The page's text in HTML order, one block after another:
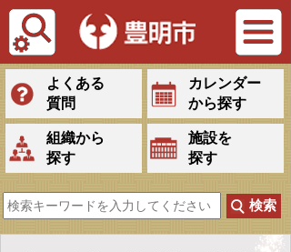
Tiếng Việt
よくある
質問
カレンダー
から探す
組織から
探す
施設を
探す